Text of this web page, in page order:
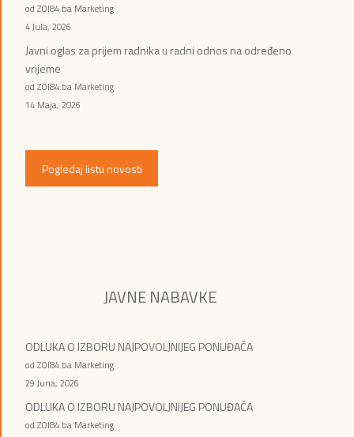
od ZOI84.ba Marketing
4 Jula, 2026
Javni oglas za prijem radnika u radni odnos na određeno
vrijeme
od ZOI84.ba Marketing
14 Maja, 2026
Pogledaj listu novosti
JAVNE NABAVKE
ODLUKA O IZBORU NAJPOVOLJNIJEG PONUĐAČA
od ZOI84.ba Marketing
29 Juna, 2026
ODLUKA O IZBORU NAJPOVOLJNIJEG PONUĐAČA
od ZOI84.ba Marketing